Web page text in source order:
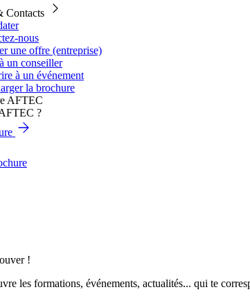
Contacts
nous
une offre (entreprise)
un conseiller
à un événement
la brochure
?
!
les formations, événements, actualités... qui te